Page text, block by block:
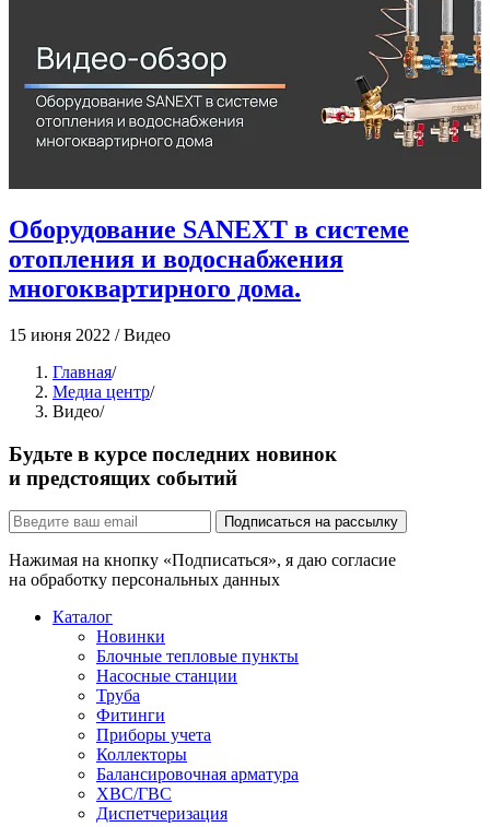
Оборудование SANEXT в системе
отопления и водоснабжения
многоквартирного дома.
15 июня 2022 / Видео
Главная/
Медиа центр/
Видео/
Будьте в курсе последних новинок
и предстоящих событий
Подписаться на рассылку
Нажимая на кнопку «Подписаться», я даю согласие
на обработку персональных данных
Каталог
Новинки
Блочные тепловые пункты
Насосные станции
Труба
Фитинги
Приборы учета
Коллекторы
Балансировочная арматура
ХВС/ГВС
Диспетчеризация